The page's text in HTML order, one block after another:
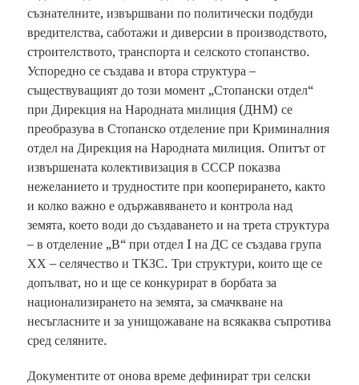
съзнателните, извършвани по политически подбуди
вредителства, саботажи и диверсии в производството,
строителството, транспорта и селското стопанство.
Успоредно се създава и втора структура –
съществуващият до този момент „Стопански отдел“
при Дирекция на Народната милиция (ДНМ) се
преобразува в Стопанско отделение при Криминалния
отдел на Дирекция на Народната милиция. Опитът от
извършената колективизация в СССР показва
нежеланието и трудностите при кооперирането, както
и колко важно е одържавяването и контрола над
земята, което води до създаването и на трета структура
– в отделение „В“ при отдел I на ДС се създава група
ХХ – селячество и ТКЗС. Три структури, които ще се
допълват, но и ще се конкурират в борбата за
национализирането на земята, за смачкване на
несъгласните и за унищожаване на всякаква съпротива
сред селяните.
Документите от онова време дефинират три селски